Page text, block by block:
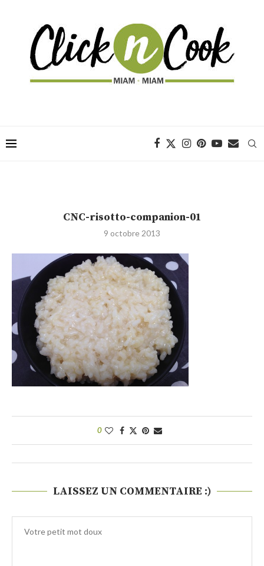
CNC-risotto-companion-01
9 octobre 2013
0
LAISSEZ UN COMMENTAIRE :)